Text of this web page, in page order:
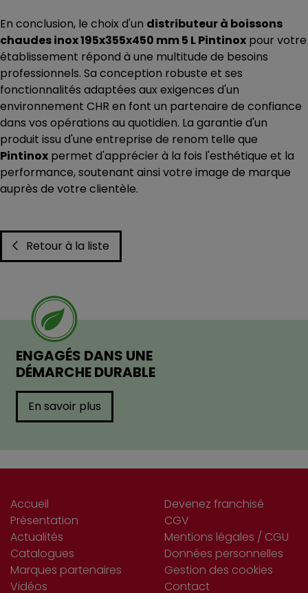
En conclusion, le choix d'un distributeur à boissons
chaudes inox 195x355x450 mm 5 L Pintinox pour votre
établissement répond à une multitude de besoins
professionnels. Sa conception robuste et ses
fonctionnalités adaptées aux exigences d'un
environnement CHR en font un partenaire de confiance
dans vos opérations au quotidien. La garantie d'un
produit issu d'une entreprise de renom telle que
Pintinox permet d'apprécier à la fois l'esthétique et la
performance, soutenant ainsi votre image de marque
auprès de votre clientèle.
Retour à la liste
ENGAGÉS DANS UNE
DÉMARCHE DURABLE
En savoir plus
Accueil
Présentation
Actualités
Catalogues
Marques partenaires
Vidéos
Devenez franchisé
CGV
Mentions légales / CGU
Données personnelles
Gestion des cookies
Contact